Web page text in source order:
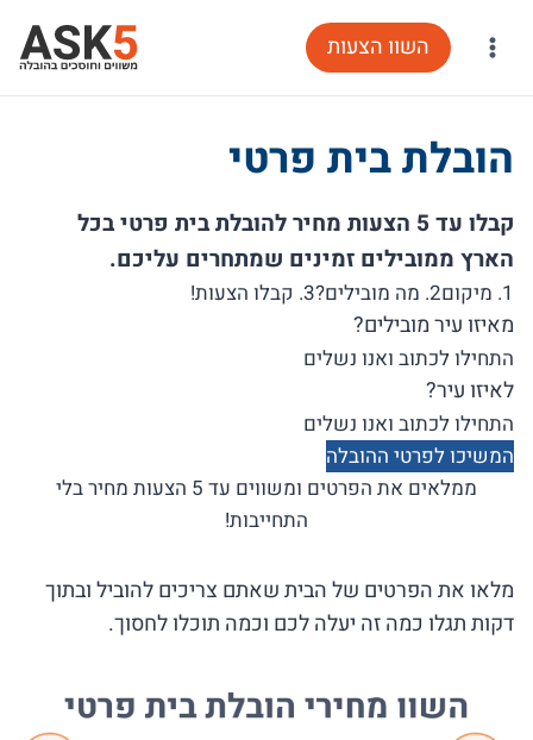
השוו הצעות
הובלת בית פרטי
קבלו עד 5 הצעות מחיר להובלת בית פרטי בכל
הארץ ממובילים זמינים שמתחרים עליכם.
1. מיקום 2. מה מובילים? 3. קבלו הצעות!
מאיזו עיר מובילים?
לאיזו עיר?
המשיכו לפרטי ההובלה
ממלאים את הפרטים ומשווים עד 5 הצעות מחיר בלי
התחייבות!
מלאו את הפרטים של הבית שאתם צריכים להוביל ובתוך
דקות תגלו כמה זה יעלה לכם וכמה תוכלו לחסוך.